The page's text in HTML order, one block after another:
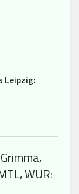
Leipzig:
WUR: